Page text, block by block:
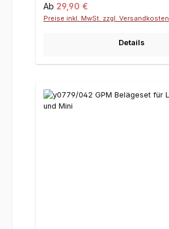
Regulärer Preis:
Ab 29,90 €
Preise inkl. MwSt. zzgl. Versandkosten
Details